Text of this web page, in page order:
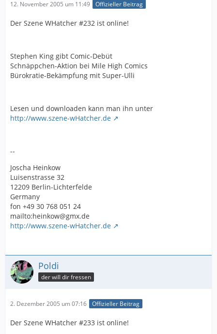
12. November 2005 um 11:49 Offizieller Beitrag
Der Szene WHatcher #232 ist online!
Stephen King gibt Comic-Debüt
Schnäppchen-Aktion bei Mile High Comics
Bürokratie-Bekämpfung mit Super-Ulli
Lesen und downloaden kann man ihn unter
http://www.szene-wHatcher.de
--
Joscha Heinkow
Luisenstrasse 32
12209 Berlin-Lichterfelde
Germany
fon +49 30 768 051 24
mailto:heinkow@gmx.de
http://www.szene-wHatcher.de
Poldi
der will dir fressen
2. Dezember 2005 um 07:16 Offizieller Beitrag
Der Szene WHatcher #233 ist online!